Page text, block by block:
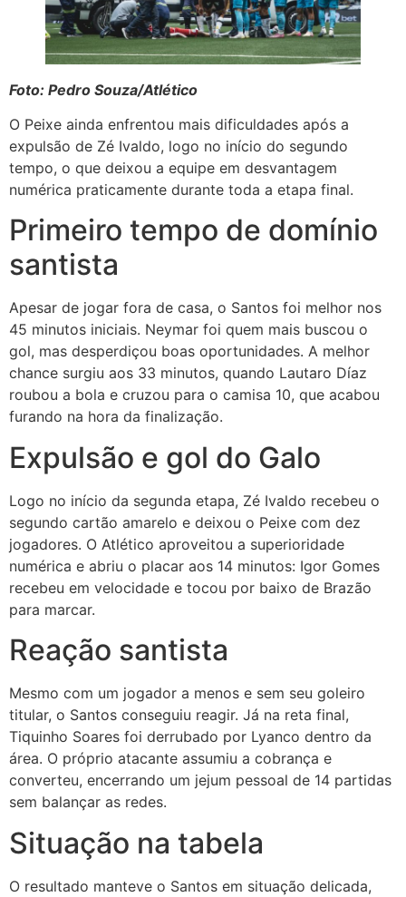
Foto: Pedro Souza/Atlético
O Peixe ainda enfrentou mais dificuldades após a
expulsão de Zé Ivaldo, logo no início do segundo
tempo, o que deixou a equipe em desvantagem
numérica praticamente durante toda a etapa final.
Primeiro tempo de domínio
santista
Apesar de jogar fora de casa, o Santos foi melhor nos
45 minutos iniciais. Neymar foi quem mais buscou o
gol, mas desperdiçou boas oportunidades. A melhor
chance surgiu aos 33 minutos, quando Lautaro Díaz
roubou a bola e cruzou para o camisa 10, que acabou
furando na hora da finalização.
Expulsão e gol do Galo
Logo no início da segunda etapa, Zé Ivaldo recebeu o
segundo cartão amarelo e deixou o Peixe com dez
jogadores. O Atlético aproveitou a superioridade
numérica e abriu o placar aos 14 minutos: Igor Gomes
recebeu em velocidade e tocou por baixo de Brazão
para marcar.
Reação santista
Mesmo com um jogador a menos e sem seu goleiro
titular, o Santos conseguiu reagir. Já na reta final,
Tiquinho Soares foi derrubado por Lyanco dentro da
área. O próprio atacante assumiu a cobrança e
converteu, encerrando um jejum pessoal de 14 partidas
sem balançar as redes.
Situação na tabela
O resultado manteve o Santos em situação delicada,